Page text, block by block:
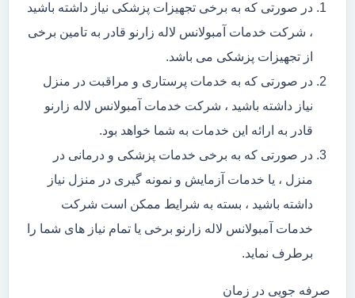
در صورتی که به برخی تجهیزات پزشکی نیاز داشته باشید
، شرکت خدمات آمبولانس لاله زارنو قادر به تامین برخی
از تجهیزات پزشکی می باشد.
در صورتی که به خدمات پرستاری و مراقبت در منزل
نیاز داشته باشید ، شرکت خدمات آمبولانس لاله زارنو
قادر به ارائه این خدمات به شما خواهد بود.
در صورتی که به برخی خدمات پزشکی و درمانی در
منزل ، یا خدمات آزمایش و نمونه گیری در منزل نیاز
داشته باشید ، بسته به شرایط ممکن است شرکت
خدمات آمبولانس لاله زارنو برخی یا تمام نیاز های شما را
برطرف نماید.
صرفه جویی در زمان